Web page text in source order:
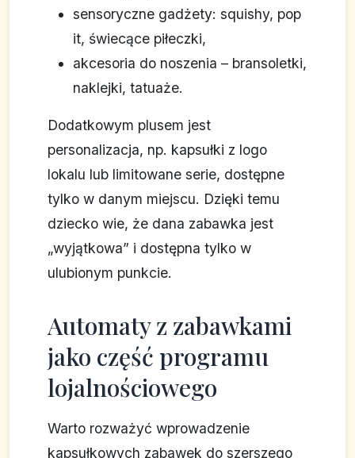
sensoryczne gadżety: squishy, pop
it, świecące piłeczki,
akcesoria do noszenia – bransoletki,
naklejki, tatuaże.
Dodatkowym plusem jest
personalizacja, np. kapsułki z logo
lokalu lub limitowane serie, dostępne
tylko w danym miejscu. Dzięki temu
dziecko wie, że dana zabawka jest
„wyjątkowa” i dostępna tylko w
ulubionym punkcie.
Automaty z zabawkami
jako część programu
lojalnościowego
Warto rozważyć wprowadzenie
kapsułkowych zabawek do szerszego